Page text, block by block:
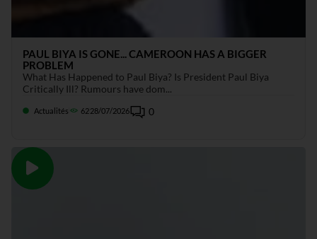
PAUL BIYA IS GONE... CAMEROON HAS A BIGGER
PROBLEM
What Has Happened to Paul Biya? Is President Paul Biya
Critically Ill? Rumours have dom...
Actualités 6228/07/2026 0